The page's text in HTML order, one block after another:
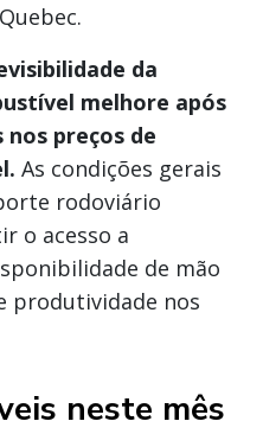
da
melhore após
nos preços de
As condições gerais
rodoviário
o acesso a
de mão
produtividade nos
neste mês